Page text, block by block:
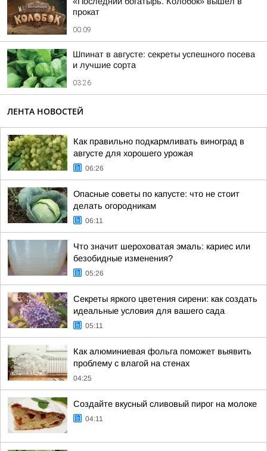
прокат
00:09
Шпинат в августе: секреты успешного посева
и лучшие сорта
03:26
ЛЕНТА НОВОСТЕЙ
Как правильно подкармливать виноград в
августе для хорошего урожая
06:26
Опасные советы по капусте: что не стоит
делать огородникам
06:11
Что значит шероховатая эмаль: кариес или
безобидные изменения?
05:26
Секреты яркого цветения сирени: как создать
идеальные условия для вашего сада
05:11
Как алюминиевая фольга поможет выявить
проблему с влагой на стенах
04:25
Создайте вкусный сливовый пирог на молоке
04:11